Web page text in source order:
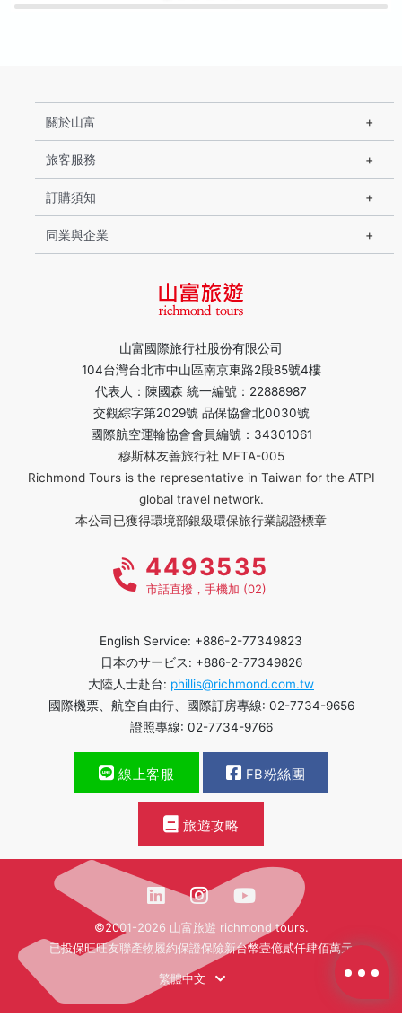
山富國際旅行社股份有限公司
104台灣台北市中山區南京東路2段85號4樓
代表人：陳國森 統一編號：22888987
交觀綜字第2029號 品保協會北0030號
國際航空運輸協會會員編號：34301061
穆斯林友善旅行社 MFTA-005
Richmond Tours is the representative in Taiwan for the ATPI
global travel network.
本公司已獲得環境部銀級環保旅行業認證標章
關於山富
旅客服務
訂購須知
同業與企業
4493535
市話直撥，手機加 (02)
English Service: +886-2-77349823
日本のサービス: +886-2-77349826
大陸人士赴台: phillis@richmond.com.tw
國際機票、航空自由行、國際訂房專線: 02-7734-9656
證照專線: 02-7734-9766
線上客服 FB粉絲團
旅遊攻略
©2001-2026 山富旅遊 richmond tours.
已投保旺旺友聯產物履約保證保險新台幣壹億貳仟肆佰萬元
繁體中文